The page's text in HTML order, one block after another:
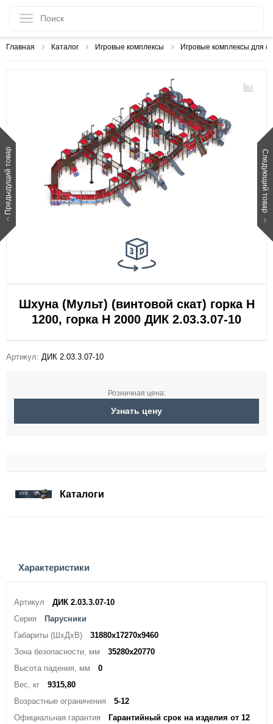
Главная Каталог Игровые комплексы Игровые комплексы для
Предыдущий товар Следующий товар
Шхуна (Мульт) (винтовой скат) горка Н
1200, горка Н 2000 ДИК 2.03.3.07-10
Артикул: ДИК 2.03.3.07-10
Розничная цена:
Узнать цену
Каталоги
Характеристики
Артикул
ДИК 2.03.3.07-10
Серия
Парусники
Габариты (ШхДхВ)
31880х17270х9460
Зона безопасности, мм
35280х20770
Высота падения, мм
0
Вес, кг
9315,80
Возрастные ограничения
5-12
Официальная гарантия
Гарантийный срок на изделия от 12